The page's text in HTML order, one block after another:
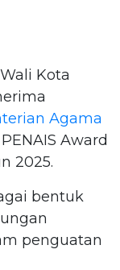
Wali Kota
Agama
Award
2025.
bentuk
penguatan